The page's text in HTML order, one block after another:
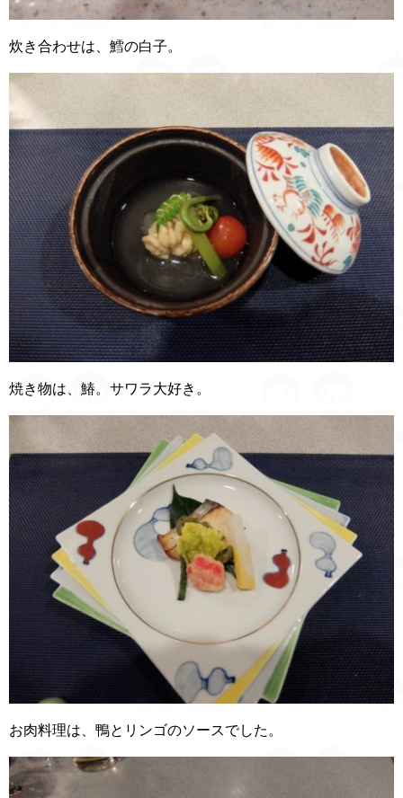
炊き合わせは、鱈の白子。
焼き物は、鰆。サワラ大好き。
お肉料理は、鴨とリンゴのソースでした。